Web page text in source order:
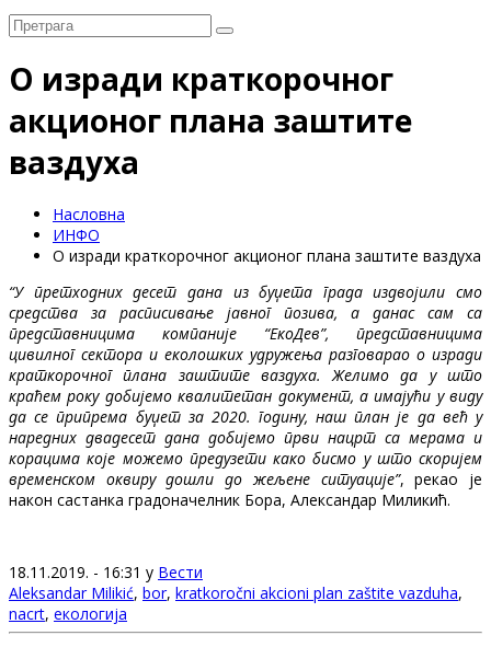
О изради краткорочног
акционог плана заштите
ваздуха
Насловна
ИНФО
О изради краткорочног акционог плана заштите ваздуха
“У претходних десет дана из буџета града издвојили смо
средства за расписивање јавног позива, а данас сам са
представницима компаније “ЕкоДев”, представницима
цивилног сектора и еколошких удружења разговарао о изради
краткорочног плана заштите ваздуха. Желимо да у што
краћем року добијемо квалитетан документ, а имајући у виду
да се припрема буџет за 2020. годину, наш план је да већ у
наредних двадесет дана добијемо први нацрт са мерама и
корацима које можемо предузети како бисмо у што скоријем
временском оквиру дошли до жељене ситуације”, рекао је
након састанка градоначелник Бора, Александар Миликић.
18.11.2019. - 16:31 у Вести
Aleksandar Milikić, bor, kratkoročni akcioni plan zaštite vazduha,
nacrt, екологија